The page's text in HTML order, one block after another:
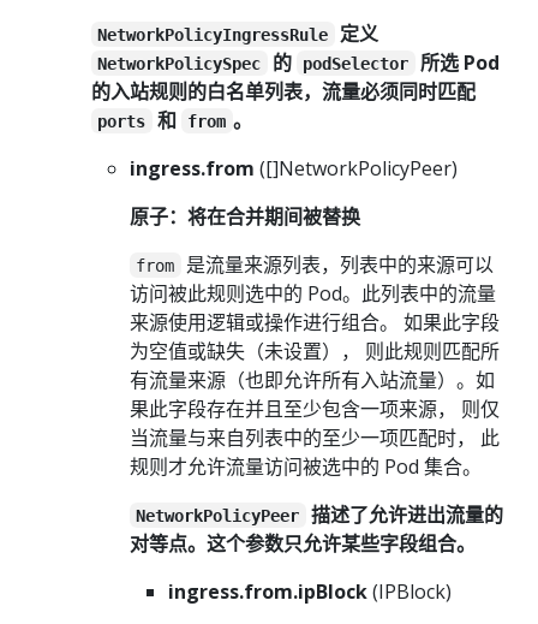
NetworkPolicyIngressRule 定义
NetworkPolicySpec 的 podSelector
所选 Pod
的入站规则的白名单列表，流量必须同时匹配
ports 和 from 。
ingress.from ([]NetworkPolicyPeer)
原子：将在合并期间被替换
from
是流量来源列表，列表中的来源可以
访问被此规则选中的 Pod。此列表中的流量
来源使用逻辑或操作进行组合。 如果此字段
为空值或缺失（未设置）， 则此规则匹配所
有流量来源（也即允许所有入站流量）。如
果此字段存在并且至少包含一项来源， 则仅
当流量与来自列表中的至少一项匹配时， 此
规则才允许流量访问被选中的 Pod 集合。
NetworkPolicyPeer
描述了允许进出流量的
对等点。这个参数只允许某些字段组合。
ingress.from.ipBlock(IPBlock)